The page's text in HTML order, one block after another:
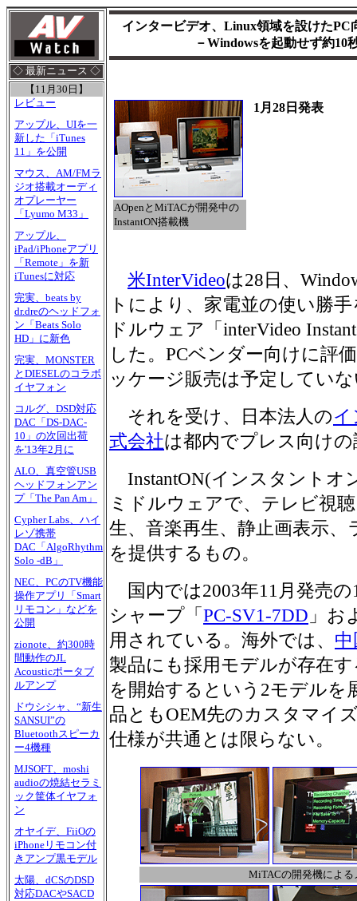
◇ 最新ニュース ◇
【11月30日】
レビュー
アップル、UIを一
新した「iTunes
11」を公開
マウス、AM/FMラ
ジオ搭載オーディ
オプレーヤー
「Lyumo M33」
アップル、
iPad/iPhoneアプリ
「Remote」を新
iTunesに対応
完実、beats by
dr.dreのヘッドフォ
ン「Beats Solo
HD」に新色
完実、MONSTER
とDIESELのコラボ
イヤフォン
コルグ、DSD対応
DAC「DS-DAC-
10」の次回出荷
を'13年2月に
ALO、真空管USB
ヘッドフォンアン
プ「The Pan Am」
Cypher Labs、ハイ
レゾ携帯
DAC「AlgoRhythm
Solo -dB」
NEC、PCのTV機能
操作アプリ「Smart
リモコン」などを
公開
zionote、約300時
間動作のJL
Acousticポータブ
ルアンプ
ドウシシャ、“新生
SANSUI”の
Bluetoothスピーカ
ー4機種
MJSOFT、moshi
audioの焼結セラミ
ック筐体イヤフォ
ン
オヤイデ、FiiOの
iPhoneリモコン付
きアンプ黒モデル
太陽、dCSのDSD
対応DACやSACD
インタービデオ、Linux領域を設けた
－Windowsを起動せず約10
AOpenとMiTACが開発中の
InstantON搭載機
1月28日発表
米InterVideoは28日、
トにより、家電並の使い勝
ドルウェア「interVideo
した。PCベンダー向けに評
ッケージ販売は予定してい
それを受け、日本法人の
式会社は都内でプレス向け
InstantON(インスタントオ
ミドルウェアで、テレビ視
生、音楽再生、静止画表示
を提供するもの。
国内では2003年11月発売の
シャープ「 PC-SV1-7DD 」お
用されている。海外では、 中
製品にも採用モデルが存在
を開始するという2モデルを
品ともOEM先のカスタマイ
仕様が共通とは限らない。
MiTACの開発機による